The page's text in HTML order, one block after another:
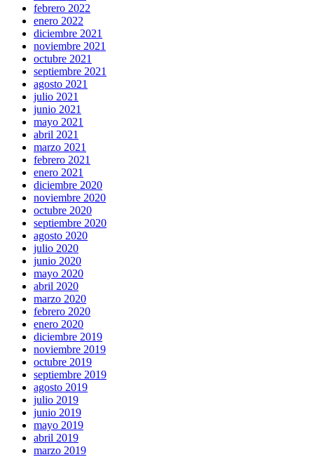
febrero 2022
enero 2022
diciembre 2021
noviembre 2021
octubre 2021
septiembre 2021
agosto 2021
julio 2021
junio 2021
mayo 2021
abril 2021
marzo 2021
febrero 2021
enero 2021
diciembre 2020
noviembre 2020
octubre 2020
septiembre 2020
agosto 2020
julio 2020
junio 2020
mayo 2020
abril 2020
marzo 2020
febrero 2020
enero 2020
diciembre 2019
noviembre 2019
octubre 2019
septiembre 2019
agosto 2019
julio 2019
junio 2019
mayo 2019
abril 2019
marzo 2019